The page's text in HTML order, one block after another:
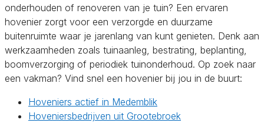
onderhouden of renoveren van je tuin? Een ervaren
hovenier zorgt voor een verzorgde en duurzame
buitenruimte waar je jarenlang van kunt genieten. Denk aan
werkzaamheden zoals tuinaanleg, bestrating, beplanting,
boomverzorging of periodiek tuinonderhoud. Op zoek naar
een vakman? Vind snel een hovenier bij jou in de buurt:
Hoveniers actief in Medemblik
Hoveniersbedrijven uit Grootebroek